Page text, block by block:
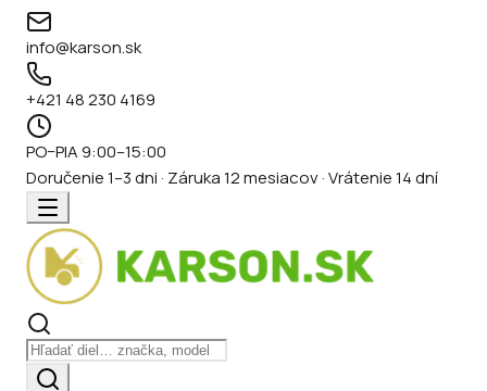
info@karson.sk
+421 48 230 4169
PO–PIA 9:00–15:00
Doručenie 1–3 dni · Záruka 12 mesiacov · Vrátenie 14 dní